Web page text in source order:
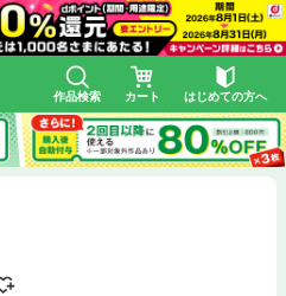
作品検索 カート はじめての方へ